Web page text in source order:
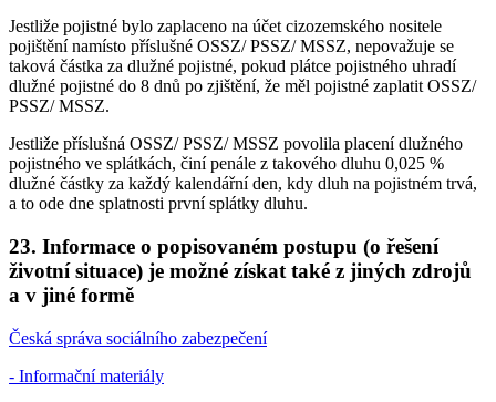
Jestliže pojistné bylo zaplaceno na účet cizozemského nositele
pojištění namísto příslušné OSSZ/ PSSZ/ MSSZ, nepovažuje se
taková částka za dlužné pojistné, pokud plátce pojistného uhradí
dlužné pojistné do 8 dnů po zjištění, že měl pojistné zaplatit OSSZ/
PSSZ/ MSSZ.
Jestliže příslušná OSSZ/ PSSZ/ MSSZ povolila placení dlužného
pojistného ve splátkách, činí penále z takového dluhu 0,025 %
dlužné částky za každý kalendářní den, kdy dluh na pojistném trvá,
a to ode dne splatnosti první splátky dluhu.
23. Informace o popisovaném postupu (o řešení
životní situace) je možné získat také z jiných zdrojů
a v jiné formě
Česká správa sociálního zabezpečení
- Informační materiály